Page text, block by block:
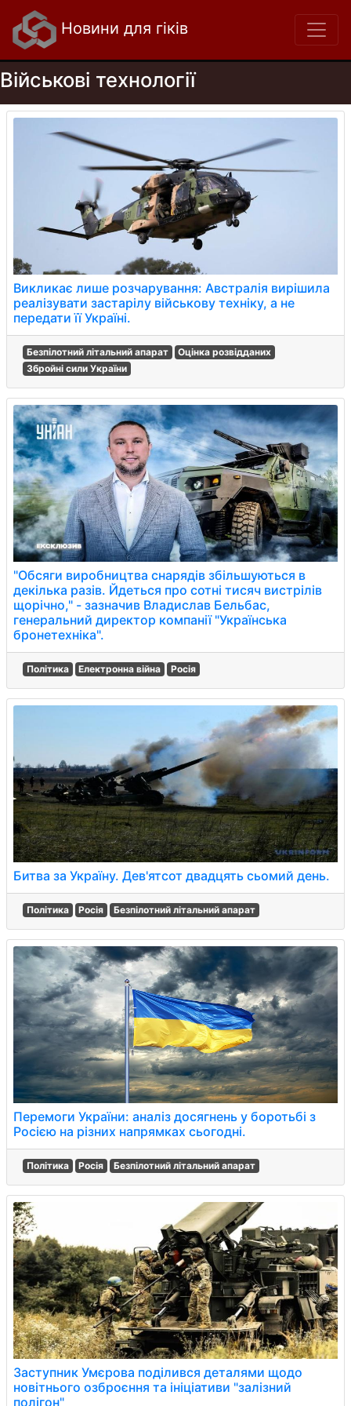
Новини для гіків
Військові технології
Викликає лише розчарування: Австралія вирішила
реалізувати застарілу військову техніку, а не
передати її Україні.
Безпілотний літальний апарат
Оцінка розвідданих
Збройні сили України
"Обсяги виробництва снарядів збільшуються в
декілька разів. Йдеться про сотні тисяч вистрілів
щорічно," - зазначив Владислав Бельбас,
генеральний директор компанії "Українська
бронетехніка".
Політика Електронна війна Росія
Битва за Україну. Дев'ятсот двадцять сьомий день.
Політика Росія Безпілотний літальний апарат
Перемоги України: аналіз досягнень у боротьбі з
Росією на різних напрямках сьогодні.
Політика Росія Безпілотний літальний апарат
Заступник Умєрова поділився деталями щодо
новітнього озброєння та ініціативи "залізний
полігон"